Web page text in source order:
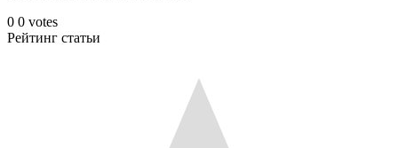
0 0 votes
Рейтинг статьи